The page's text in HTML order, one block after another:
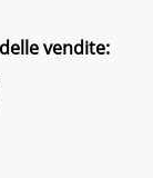
vendite: